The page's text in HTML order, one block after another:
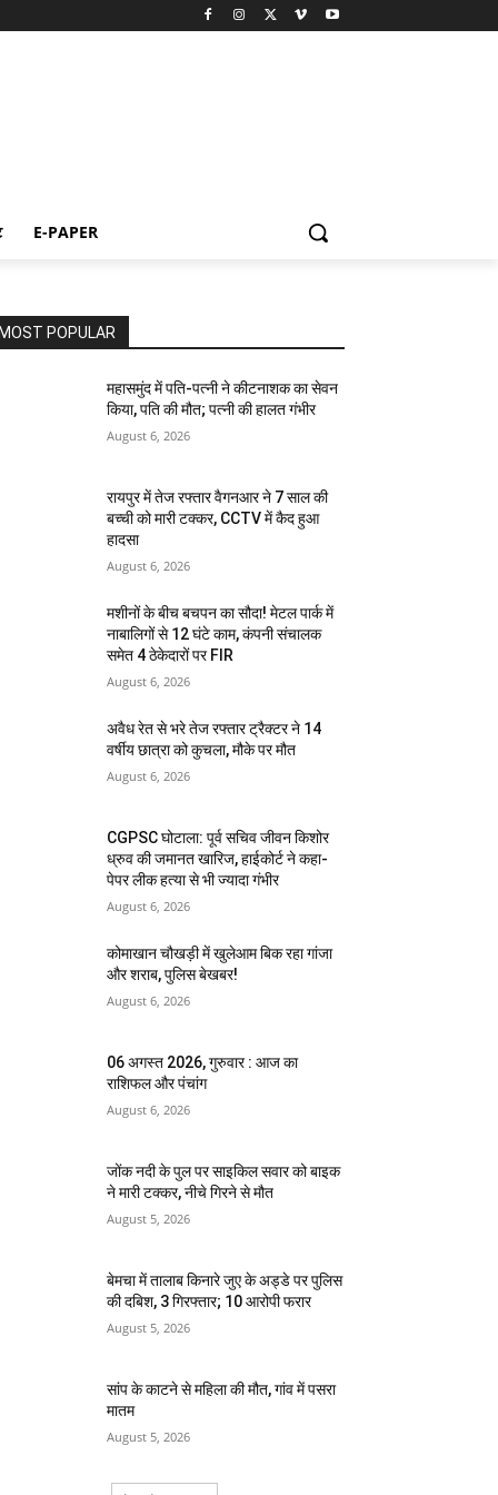
E-PAPER
MOST POPULAR
महासमुंद में पति-पत्नी ने कीटनाशक का सेवन
किया, पति की मौत; पत्नी की हालत गंभीर
August 6, 2026
रायपुर में तेज रफ्तार वैगनआर ने 7 साल की
बच्ची को मारी टक्कर, CCTV में कैद हुआ
हादसा
August 6, 2026
मशीनों के बीच बचपन का सौदा! मेटल पार्क में
नाबालिगों से 12 घंटे काम, कंपनी संचालक
समेत 4 ठेकेदारों पर FIR
August 6, 2026
अवैध रेत से भरे तेज रफ्तार ट्रैक्टर ने 14
वर्षीय छात्रा को कुचला, मौके पर मौत
August 6, 2026
CGPSC घोटाला: पूर्व सचिव जीवन किशोर
ध्रुव की जमानत खारिज, हाईकोर्ट ने कहा-
पेपर लीक हत्या से भी ज्यादा गंभीर
August 6, 2026
कोमाखान चौखड़ी में खुलेआम बिक रहा गांजा
और शराब, पुलिस बेखबर!
August 6, 2026
06 अगस्त 2026, गुरुवार : आज का
राशिफल और पंचांग
August 6, 2026
जोंक नदी के पुल पर साइकिल सवार को बाइक
ने मारी टक्कर, नीचे गिरने से मौत
August 5, 2026
बेमचा में तालाब किनारे जुए के अड्डे पर पुलिस
की दबिश, 3 गिरफ्तार; 10 आरोपी फरार
August 5, 2026
सांप के काटने से महिला की मौत, गांव में पसरा
मातम
August 5, 2026